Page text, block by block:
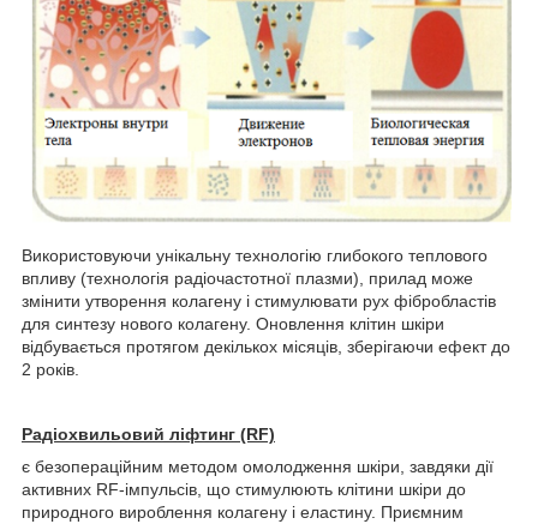
Використовуючи унікальну технологію глибокого теплового
впливу (технологія радіочастотної плазми), прилад може
змінити утворення колагену і стимулювати рух фібробластів
для синтезу нового колагену. Оновлення клітин шкіри
відбувається протягом декількох місяців, зберігаючи ефект до
2 років.
Радіохвильовий ліфтинг (RF)
є безопераційним методом омолодження шкіри, завдяки дії
активних RF-імпульсів, що стимулюють клітини шкіри до
природного вироблення колагену і еластину. Приємним